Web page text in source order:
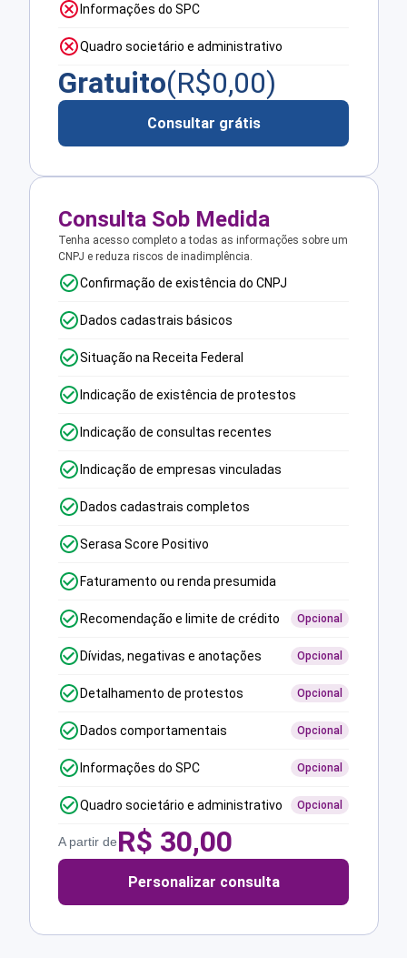
Informações do SPC
Quadro societário e administrativo
Gratuito(R$0,00)
Consultar grátis
Consulta Sob Medida
Tenha acesso completo a todas as informações sobre um
CNPJ e reduza riscos de inadimplência.
Confirmação de existência do CNPJ
Dados cadastrais básicos
Situação na Receita Federal
Indicação de existência de protestos
Indicação de consultas recentes
Indicação de empresas vinculadas
Dados cadastrais completos
Serasa Score Positivo
Faturamento ou renda presumida
Recomendação e limite de crédito Opcional
Dívidas, negativas e anotações Opcional
Detalhamento de protestos Opcional
Dados comportamentais Opcional
Informações do SPC Opcional
Quadro societário e administrativo Opcional
A partir deR$ 30,00
Personalizar consulta